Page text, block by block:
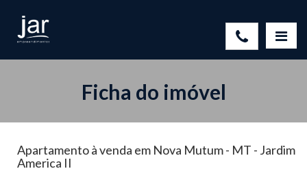
Ficha do imóvel
Apartamento à venda em Nova Mutum - MT - Jardim
America II